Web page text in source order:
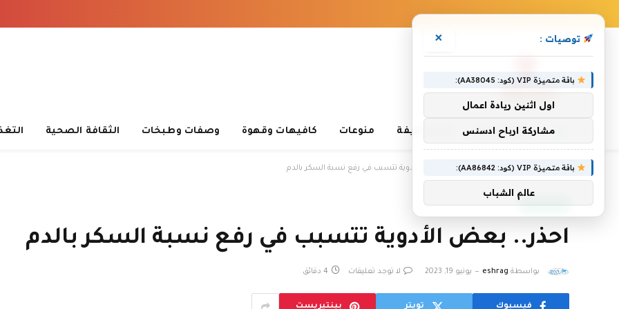
غذاء وصحة أخبار خفيفة منوعات كافيهات وقهوة وصفات وطبخات الثقافة الصحية
الرئيسية » غذاء وصحة » احذر.. بعض الأدوية تتسبب في رفع نسبة السكر بالدم
غذاء وصحة
احذر.. بعض الأدوية تتسبب في رفع نسبة السكر بالدم
بواسطة eshrag يونيو 19, 2023 لا توجد تعليقات 4 دقائق
فيسبوك تويتر بينتيريست
توصيات : ×
باقة متميزة VIP (كود: AA38045):
اول اثنين ريادة اعمال
مشاركة ارباح ادسنس
باقة متميزة VIP (كود: AA86842):
عالم الشباب